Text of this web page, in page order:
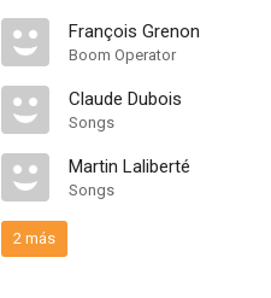
François Grenon
Boom Operator
Claude Dubois
Songs
Martin Laliberté
Songs
2 más